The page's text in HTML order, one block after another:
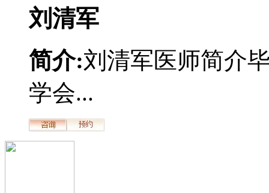
刘清军
简介:刘清军医师简介
学会...